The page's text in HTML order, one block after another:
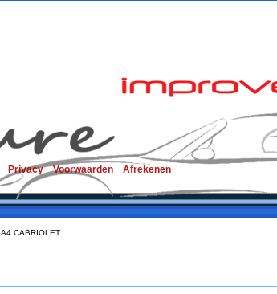
Privacy Voorwaarden Afrekenen
A4 CABRIOLET